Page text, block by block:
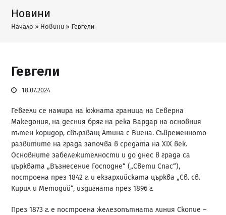
Новини
Начало » Новини » Гевгели
Гевгели
18.07.2024
Гевгели се намира на южната граница на Северна
Македония, на десния бряг на река Вардар на основния
пътен коридор, свързващ Атина с Виена. Съвременното
развитите на града започва в средата на XIX век.
Основните забележителности и до днес в града са
църквата „Възнесение Господне“ („Свети Спас“),
построена през 1842 г. и екзархийската църква „Св. св.
Кирил и Методий“, издигната през 1896 г.
През 1873 г. е построена железопътната линия Скопие –